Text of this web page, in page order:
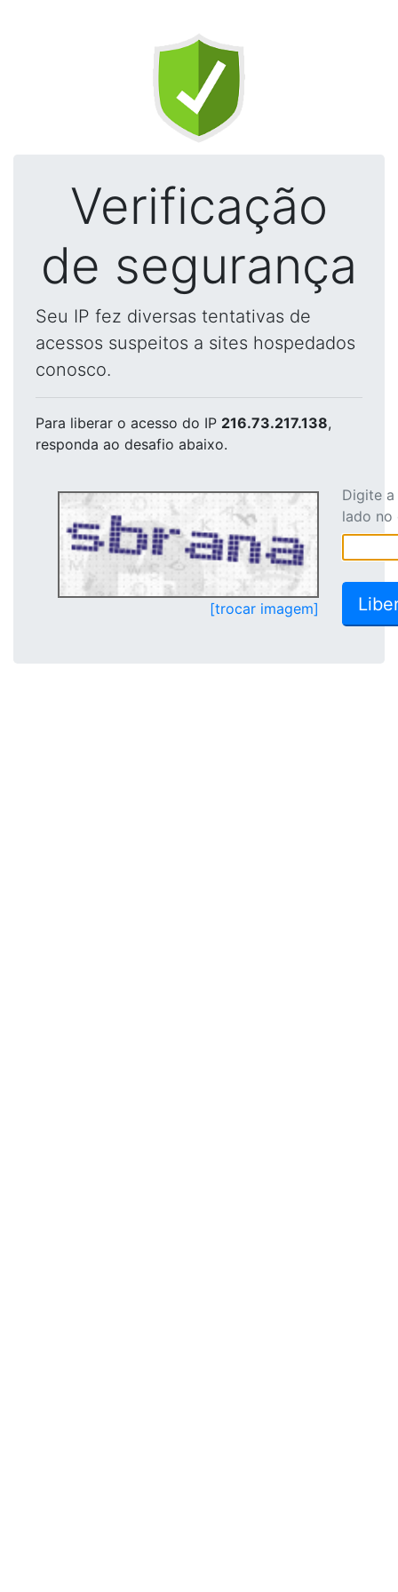
Verificação
de segurança
Seu IP fez diversas tentativas de
acessos suspeitos a sites hospedados
conosco.
Para liberar o acesso do IP 216.73.217.138,
responda ao desafio abaixo.
[trocar imagem]
Digite
lado no